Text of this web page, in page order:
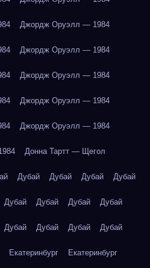
Джордж Оруэлл — 1984
Джордж Оруэлл — 1984
Джордж Оруэлл — 1984
Джордж Оруэлл — 1984
Джордж Оруэлл — 1984
Донна Тартт — Щегол
Дубай Дубай Дубай Дубай
Дубай Дубай Дубай Дубай
Дубай Дубай Дубай Дубай
Екатеринбург Екатеринбург